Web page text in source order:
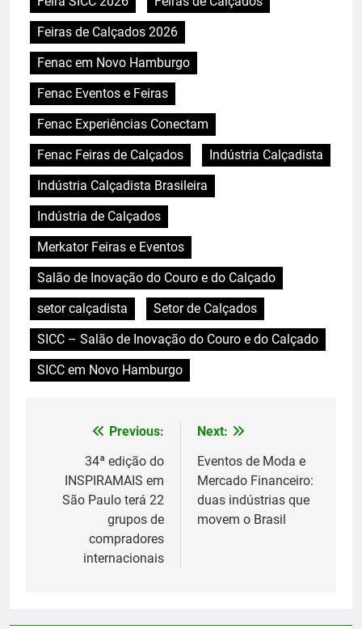
Feiras de Calçados 2026
Fenac em Novo Hamburgo
Fenac Eventos e Feiras
Fenac Experiências Conectam
Fenac Feiras de Calçados
Indústria Calçadista
Indústria Calçadista Brasileira
Indústria de Calçados
Merkator Feiras e Eventos
Salão de Inovação do Couro e do Calçado
setor calçadista
Setor de Calçados
SICC – Salão de Inovação do Couro e do Calçado
SICC em Novo Hamburgo
Navegação
Post
Previous:
34ª edição do
INSPIRAMAIS em
São Paulo terá 22
grupos de
compradores
internacionais
Next:
Eventos de Moda e
Mercado Financeiro:
duas indústrias que
movem o Brasil